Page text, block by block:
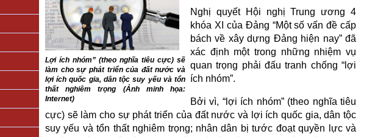
Lợi ích nhóm” (theo nghĩa tiêu cực) sẽ
làm cho sự phát triển của đất nước và
lợi ích quốc gia, dân tộc suy yếu và tổn
thất nghiêm trọng (Ảnh minh họa:
Internet)
Nghị quyết Hội nghị Trung ương 4
khóa XI của Đảng “Một số vấn đề cấp
bách về xây dựng Đảng hiện nay” đã
xác định một trong những nhiệm vụ
quan trọng phải đấu tranh chống “lợi
ích nhóm”.
Bởi vì, “lợi ích nhóm” (theo nghĩa tiêu
cực) sẽ làm cho sự phát triển của đất nước và lợi ích quốc gia, dân tộc
suy yếu và tổn thất nghiêm trọng; nhân dân bị tước đoạt quyền lực và